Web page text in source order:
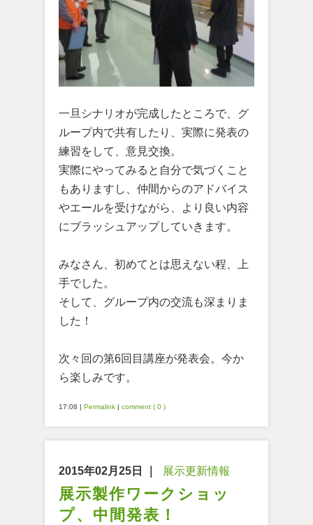
一旦シナリオが完成したところで、グ
ループ内で共有したり、実際に発表の
練習をして、意見交換。
実際にやってみると自分で気づくこと
もありますし、仲間からのアドバイス
やエールを受けながら、より良い内容
にブラッシュアップしていきます。
みなさん、初めてとは思えない程、上
手でした。
そして、グループ内の交流も深まりま
した！
次々回の第6回目講座が発表会。今か
ら楽しみです。
17:08 Permalink comment ( 0 )
2015年02月25日 展示更新情報
展示製作ワークショッ
プ、中間発表！